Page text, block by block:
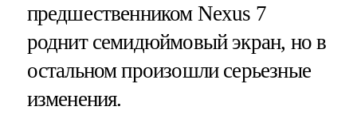
предшественником Nexus 7
роднит семидюймовый экран, но в
остальном произошли серьезные
изменения.